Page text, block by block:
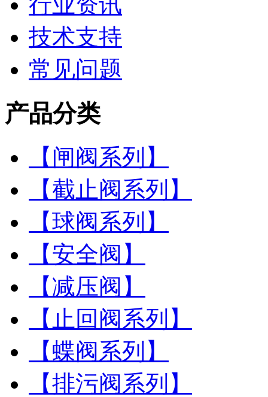
技术支持
常见问题
产品分类
【闸阀系列】
【截止阀系列】
【球阀系列】
【安全阀】
【减压阀】
【止回阀系列】
【蝶阀系列】
【排污阀系列】